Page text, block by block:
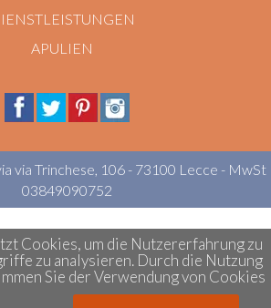
Cookies, um die Nutzererfahrung zu
zu analysieren. Durch die Nutzung
Sie der Verwendung von Cookies
APULIEN
via Trinchese, 106 - 73100 Lecce - MwSt
03849090752